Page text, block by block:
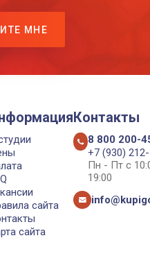
МНЕ
сайта
сайта
Контакты
8 800 200-
+7 (930)
Пн - Пт с
19:00